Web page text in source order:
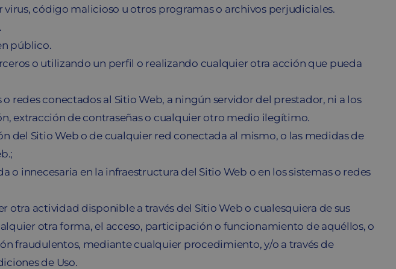
código malicioso u otros programas o archivos perjudiciales.
público.
o utilizando un perfil o realizando cualquier otra acción que pueda
redes conectados al Sitio Web, a ningún servidor del prestador, ni a los
extracción de contraseñas o cualquier otro medio ilegítimo.
del Sitio Web o de cualquier red conectada al mismo, o las medidas de
innecesaria en la infraestructura del Sitio Web o en los sistemas o redes
actividad disponible a través del Sitio Web o cualesquiera de sus
otra forma, el acceso, participación o funcionamiento de aquéllos, o
fraudulentos, mediante cualquier procedimiento, y/o a través de
de Uso.